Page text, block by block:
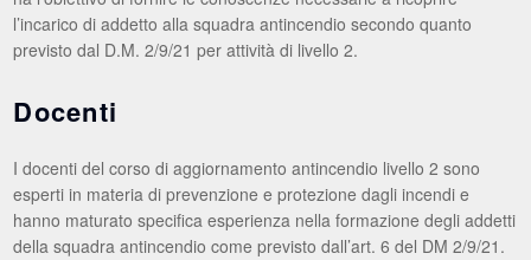
l’incarico di addetto alla squadra antincendio secondo quanto
previsto dal D.M. 2/9/21 per attività di livello 2.
Docenti
I docenti del corso di aggiornamento antincendio livello 2 sono
esperti in materia di prevenzione e protezione dagli incendi e
hanno maturato specifica esperienza nella formazione degli addetti
della squadra antincendio come previsto dall’art. 6 del DM 2/9/21.